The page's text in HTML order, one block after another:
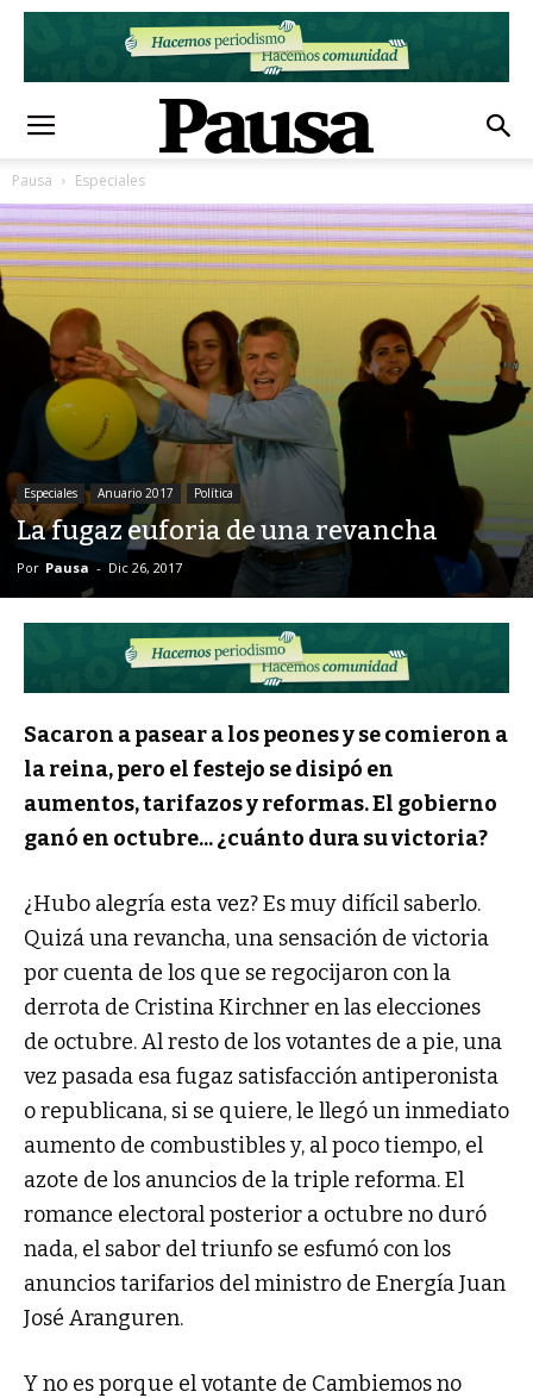
Pausa Especiales
Especiales Anuario 2017 Política
La fugaz euforia de una revancha
Por Pausa - Dic 26, 2017
Sacaron a pasear a los peones y se comieron a
la reina, pero el festejo se disipó en
aumentos, tarifazos y reformas. El gobierno
ganó en octubre... ¿cuánto dura su victoria?
¿Hubo alegría esta vez? Es muy difícil saberlo.
Quizá una revancha, una sensación de victoria
por cuenta de los que se regocijaron con la
derrota de Cristina Kirchner en las elecciones
de octubre. Al resto de los votantes de a pie, una
vez pasada esa fugaz satisfacción antiperonista
o republicana, si se quiere, le llegó un inmediato
aumento de combustibles y, al poco tiempo, el
azote de los anuncios de la triple reforma. El
romance electoral posterior a octubre no duró
nada, el sabor del triunfo se esfumó con los
anuncios tarifarios del ministro de Energía Juan
José Aranguren.
Y no es porque el votante de Cambiemos no